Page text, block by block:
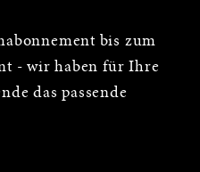
bis zum
- wir haben für Ihre
das passende